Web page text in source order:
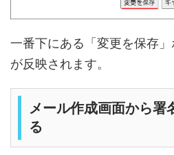
一番下にある「変更を保存
が反映されます。
メール作成画面から署
る